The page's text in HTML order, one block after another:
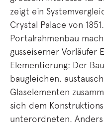
zeigt ein
Crystal Palace von
Portalrahmenbau
gusseiserner Vorläufer
Elementierung: Der
baugleichen,
Glaselementen
sich dem
unterordneten.